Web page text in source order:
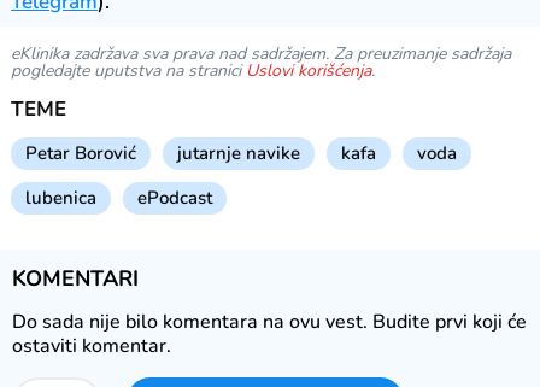
eKlinika zadržava sva prava nad sadržajem. Za preuzimanje sadržaja
pogledajte uputstva na stranici Uslovi korišćenja.
TEME
Petar Borović jutarnje navike kafa
voda
lubenica
ePodcast
KOMENTARI
Do sada nije bilo komentara na ovu vest. Budite prvi koji će
ostaviti komentar.